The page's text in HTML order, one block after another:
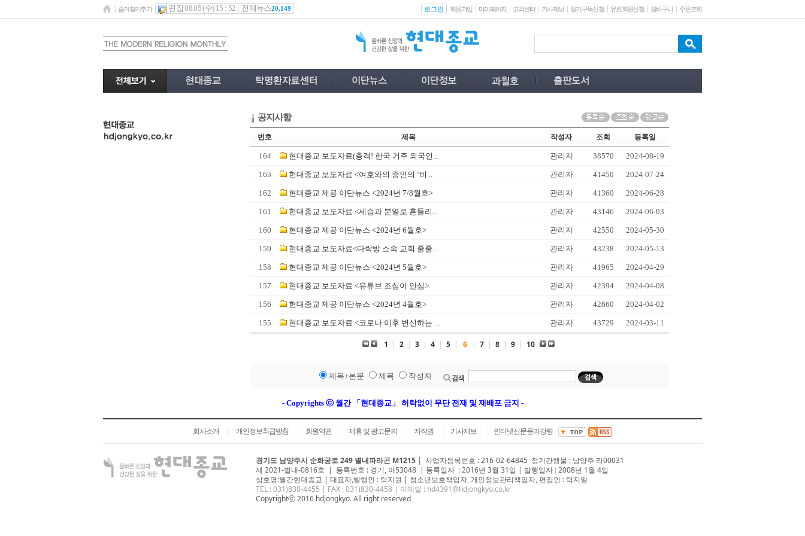
즐겨찾기추가 편집 08.05 (수) 15 : 52 전체뉴스20,149 로그인 회원가입 마이페이지 고객센터 기사제보 정기구독신청 유료회원신청 장바구니 주문조회
공지사항
번호 제목 작성자 조회 등록일
164 현대종교 보도자료(충격! 한국 거주 외국인... 관리자 38570 2024-08-19
163 현대종교 보도자료 <여호와의 증인의 ‘비... 관리자 41450 2024-07-24
162 현대종교 제공 이단뉴스 <2024년 7/8월호> 관리자 41360 2024-06-28
161 현대종교 보도자료 <세습과 분열로 흔들리... 관리자 43146 2024-06-03
160 현대종교 제공 이단뉴스 <2024년 6월호> 관리자 42550 2024-05-30
159 현대종교 보도자료<다락방 소속 교회 줄줄... 관리자 43238 2024-05-13
158 현대종교 제공 이단뉴스 <2024년 5월호> 관리자 41965 2024-04-29
157 현대종교 보도자료 <유튜브 조심이 안심> 관리자 42394 2024-04-08
156 현대종교 제공 이단뉴스 <2024년 4월호> 관리자 42660 2024-04-02
155 현대종교 보도자료 <코로나 이후 변신하는 ... 관리자 43729 2024-03-11
1 | 2 | 3 | 4 | 5 | 6 | 7 | 8 | 9 | 10
제목+본문 제목 작성자
- Copyrights ⓒ 월간 「현대종교」 허락없이 무단 전재 및 재배포 금지 -
회사소개 개인정보취급방침 회원약관 제휴 및 광고문의 저작권 기사제보 인터넷신문윤리강령
경기도 남양주시 순화궁로 249 별내파라곤 M1215 | 사업자등록번호 : 216-02-64845 정기간행물 : 남양주 라00031
제 2021-별내-0816호 | 등록번호 : 경기, 아53048 | 등록일자 : 2016년 3월 31일 | 발행일자 : 2008년 1월 4일
상호명:월간현대종교 | 대표자,발행인 : 탁지원 | 청소년보호책임자, 개인정보관리책임자, 편집인 : 탁지일
TEL : 031)830-4455 | FAX : 031)830-4458 | 이메일 : hd4391@hdjongkyo.co.kr
Copyrightⓒ 2016 hdjongkyo. All right reserved